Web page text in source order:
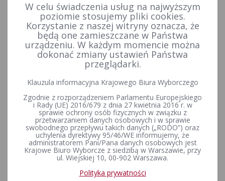
Wyjaśnienia, stanowiska, komunikaty Komunikat Komisarza Wyborczego w Ciechanowie I oraz Ciechanowie II z dnia 30 sierpnia 2023 r.
Komunikat Komisarza
Wyborczego w Ciechanowie I
oraz Ciechanowie II z dnia 30
sierpnia 2023 r.
w sprawie zgłaszania przez
komitety wyborcze kandydatów do
składów obwodowych komisji
W celu świadczenia usług na najwyższym
poziomie stosujemy pliki cookies.
Korzystanie z naszej witryny oznacza, że
będą one zamieszczane w Państwa
urządzeniu. W każdym momencie można
dokonać zmiany ustawień Państwa
przeglądarki.
Klauzula informacyjna Krajowego Biura Wyborczego
Zgodnie z rozporządzeniem Parlamentu Europejskiego
i Rady (UE) 2016/679 z dnia 27 kwietnia 2016 r. w
sprawie ochrony osób fizycznych w związku z
przetwarzaniem danych osobowych i w sprawie
swobodnego przepływu takich danych („RODO”) oraz
uchylenia dyrektywy 95/46/WE informujemy, że
administratorem Pani/Pana danych osobowych jest
Krajowe Biuro Wyborcze z siedzibą w Warszawie, przy
ul. Wiejskiej 10, 00-902 Warszawa.
Polityka prywatności